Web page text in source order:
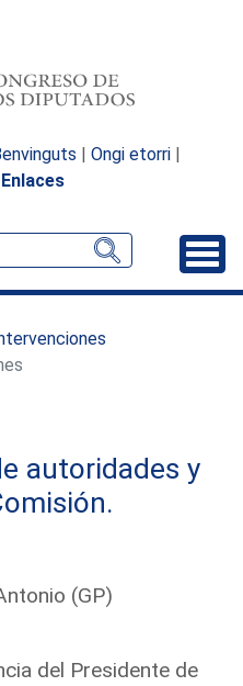
| Ongi etorri |
Enlaces
autoridades y
(GP)
del Presidente de